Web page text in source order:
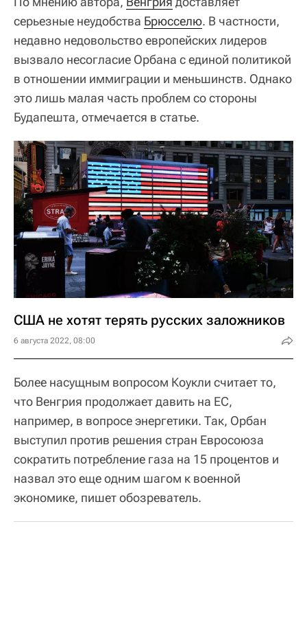
серьезные неудобства Брюсселю. В частности,
недавно недовольство европейских лидеров
вызвало несогласие Орбана с единой политикой
в отношении иммиграции и меньшинств. Однако
это лишь малая часть проблем со стороны
Будапешта, отмечается в статье.
США не хотят терять русских заложников
6 августа 2022, 08:00
Более насущным вопросом Коукли считает то,
что Венгрия продолжает давить на ЕС,
например, в вопросе энергетики. Так, Орбан
выступил против решения стран Евросоюза
сократить потребление газа на 15 процентов и
назвал это еще одним шагом к военной
экономике, пишет обозреватель.